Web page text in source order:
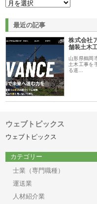
最近の記事
株式会社
舗装土木
山形県鶴岡
土木工事を
る道…
ウェブトピックス
ウェブトピックス
カテゴリー
士業（専門職種）
運送業
人材紹介業